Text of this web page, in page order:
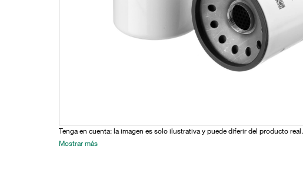
Tenga en cuenta: la imagen es solo ilustrativa y puede diferir del producto real.
Mostrar más